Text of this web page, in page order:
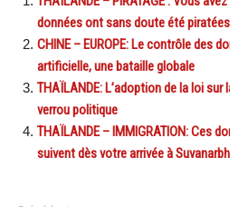
données ont sans doute été
CHINE – EUROPE: Le contrôle des
artificielle, une bataille globale
THAÏLANDE: L’adoption de la loi
verrou politique
THAÏLANDE – IMMIGRATION: Ces
suivent dès votre arrivée à